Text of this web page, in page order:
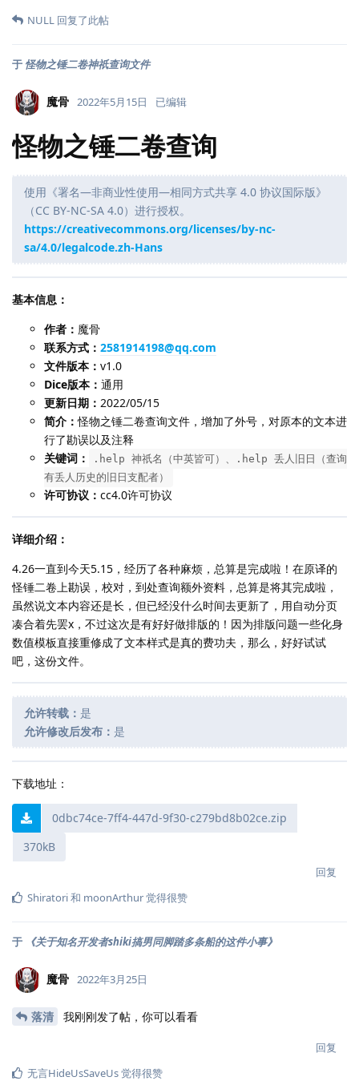
NULL 回复了此帖
于 怪物之锤二卷神祇查询文件
魔骨 2022年5月15日 已编辑
怪物之锤二卷查询
使用《署名—非商业性使用—相同方式共享 4.0 协议国际版》
（CC BY-NC-SA 4.0）进行授权。
https://creativecommons.org/licenses/by-nc-
sa/4.0/legalcode.zh-Hans
基本信息：
作者： 魔骨
联系方式： 2581914198@qq.com
文件版本： v1.0
Dice版本： 通用
更新日期： 2022/05/15
简介：怪物之锤二卷查询文件，增加了外号，对原本的文本进
行了勘误以及注释
关键词：
.help 神祇名（中英皆可）、.help 丢人旧日（查询
有丢人历史的旧日支配者）
许可协议： cc4.0许可协议
详细介绍：
4.26一直到今天5.15，经历了各种麻烦，总算是完成啦！在原译的
怪锤二卷上勘误，校对，到处查询额外资料，总算是将其完成啦，
虽然说文本内容还是长，但已经没什么时间去更新了，用自动分页
凑合着先罢x，不过这次是有好好做排版的！因为排版问题一些化身
数值模板直接重修成了文本样式是真的费功夫，那么，好好试试
吧，这份文件。
允许转载： 是
允许修改后发布： 是
下载地址：
0dbc74ce-7ff4-447d-9f30-c279bd8b02ce.zip
370kB
回复
Shiratori和 moonArthur觉得很赞
于 《关于知名开发者shiki搞男同脚踏多条船的这件小事》
魔骨 2022年3月25日
落清 我刚刚发了帖，你可以看看
回复
无言HideUsSaveUs觉得很赞